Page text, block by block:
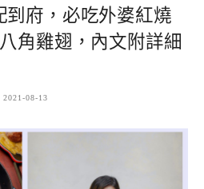
到府，必吃外婆紅燒
角雞翅，內文附詳細
2021-08-13